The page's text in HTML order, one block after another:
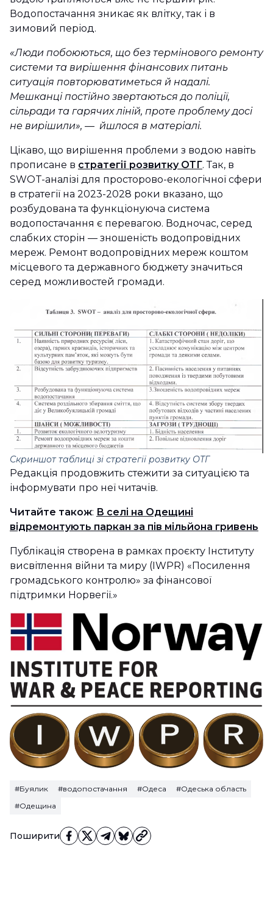
Поширити
Водопостачання зникає як влітку, так і в
зимовий період.
«Люди побоюються, що без термінового ремонту
системи та вирішення фінансових питань
ситуація повторюватиметься й надалі.
Мешканці постійно звертаються до поліції,
сільради та гарячих ліній, проте проблему досі
не вирішили», — йшлося в матеріалі.
Цікаво, що вирішення проблеми з водою навіть
прописане в стратегії розвитку ОТГ. Так, в
SWOT-аналізі для просторово-екологічної сфери
в стратегії на 2023-2028 роки вказано, що
розбудована та функціонуюча система
водопостачання є перевагою. Водночас, серед
слабких сторін — зношеність водопровідних
мереж. Ремонт водопровідних мереж коштом
місцевого та державного бюджету значиться
серед можливостей громади.
Скриншот таблиці зі стратегії розвитку ОТГ
Редакція продовжить стежити за ситуацією та
інформувати про неї читачів.
Читайте також: В селі на Одещині
відремонтують паркан за пів мільйона гривень
Публікація створена в рамках проєкту Інституту
висвітлення війни та миру (IWPR) «Посилення
громадського контролю» за фінансової
підтримки Норвегії.»
#Буялик #водопостачання #Одеса
#Одеська область
#Одещина